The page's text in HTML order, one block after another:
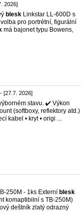
2026]
blesk Linkstar LL-600D s
pro portrétní, figurální
má bajonet typu Bowens,
- [27.7. 2026]
stavu. ✔️ Výkon
(softboxy, reflektory atd.)
kabel • kryt • origi ...
250M - 1ks Externí blesk
komaptibilní s TB-250M)
deštník zlatý odrazný